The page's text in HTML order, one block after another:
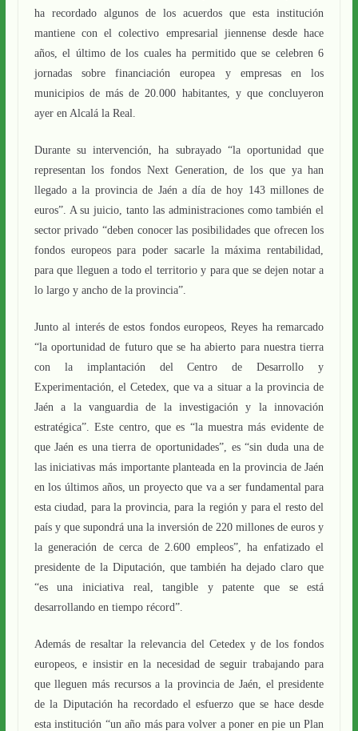
ha recordado algunos de los acuerdos que esta institución
mantiene con el colectivo empresarial jiennense desde hace
años, el último de los cuales ha permitido que se celebren 6
jornadas sobre financiación europea y empresas en los
municipios de más de 20.000 habitantes, y que concluyeron
ayer en Alcalá la Real.
Durante su intervención, ha subrayado “la oportunidad que
representan los fondos Next Generation, de los que ya han
llegado a la provincia de Jaén a día de hoy 143 millones de
euros”. A su juicio, tanto las administraciones como también el
sector privado “deben conocer las posibilidades que ofrecen los
fondos europeos para poder sacarle la máxima rentabilidad,
para que lleguen a todo el territorio y para que se dejen notar a
lo largo y ancho de la provincia”.
Junto al interés de estos fondos europeos, Reyes ha remarcado
“la oportunidad de futuro que se ha abierto para nuestra tierra
con la implantación del Centro de Desarrollo y
Experimentación, el Cetedex, que va a situar a la provincia de
Jaén a la vanguardia de la investigación y la innovación
estratégica”. Este centro, que es “la muestra más evidente de
que Jaén es una tierra de oportunidades”, es “sin duda una de
las iniciativas más importante planteada en la provincia de Jaén
en los últimos años, un proyecto que va a ser fundamental para
esta ciudad, para la provincia, para la región y para el resto del
país y que supondrá una la inversión de 220 millones de euros y
la generación de cerca de 2.600 empleos”, ha enfatizado el
presidente de la Diputación, que también ha dejado claro que
“es una iniciativa real, tangible y patente que se está
desarrollando en tiempo récord”.
Además de resaltar la relevancia del Cetedex y de los fondos
europeos, e insistir en la necesidad de seguir trabajando para
que lleguen más recursos a la provincia de Jaén, el presidente
de la Diputación ha recordado el esfuerzo que se hace desde
esta institución “un año más para volver a poner en pie un Plan